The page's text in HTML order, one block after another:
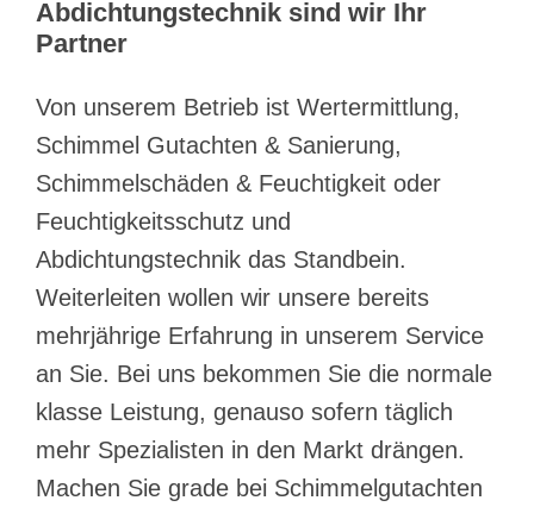
Abdichtungstechnik sind wir Ihr
Partner
Von unserem Betrieb ist Wertermittlung,
Schimmel Gutachten & Sanierung,
Schimmelschäden & Feuchtigkeit oder
Feuchtigkeitsschutz und
Abdichtungstechnik das Standbein.
Weiterleiten wollen wir unsere bereits
mehrjährige Erfahrung in unserem Service
an Sie. Bei uns bekommen Sie die normale
klasse Leistung, genauso sofern täglich
mehr Spezialisten in den Markt drängen.
Machen Sie grade bei Schimmelgutachten